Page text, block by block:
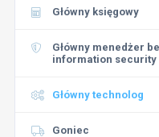
Główny księgowy
Główny menedżer
information security
Główny technolog
Goniec